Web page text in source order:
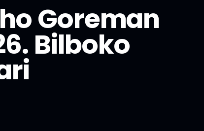
Goreman
Bilboko